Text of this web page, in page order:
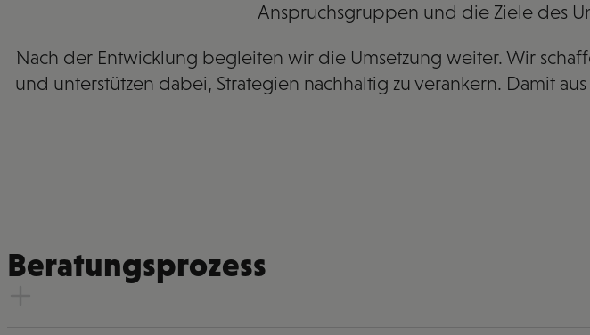
Anspruchsgruppen und die Ziele des
Nach der Entwicklung begleiten wir die Umsetzung weiter. Wir
und unterstützen dabei, Strategien nachhaltig zu verankern. Damit
Beratungsprozess